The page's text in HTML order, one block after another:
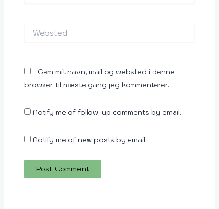
Gem mit navn, mail og websted i denne
browser til næste gang jeg kommenterer.
Notify me of follow-up comments by email.
Notify me of new posts by email.